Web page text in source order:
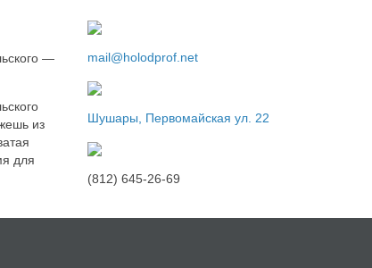
—
из
для
mail@holodprof.net
Шушары, Первомайская ул. 22
(812) 645-26-69